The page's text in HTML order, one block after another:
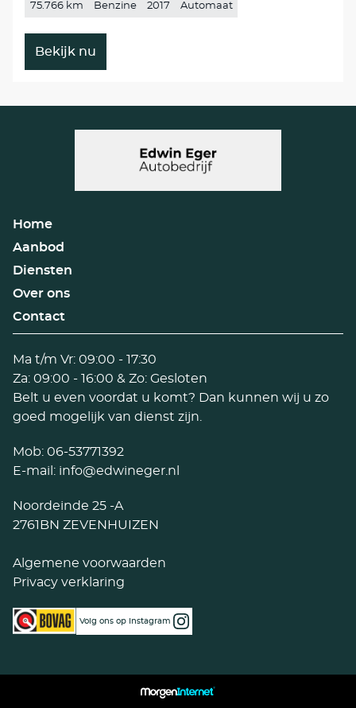
75.766 km Benzine 2017 Automaat
Bekijk nu
Home
Aanbod
Diensten
Over ons
Contact
Ma t/m Vr: 09:00 - 17:30
Za: 09:00 - 16:00 & Zo: Gesloten
Belt u even voordat u komt? Dan kunnen wij u zo
goed mogelijk van dienst zijn.
Mob: 06-53771392
E-mail: info@edwineger.nl
Noordeinde 25 -A
2761BN ZEVENHUIZEN
Algemene voorwaarden
Privacy verklaring
Volg ons op Instagram